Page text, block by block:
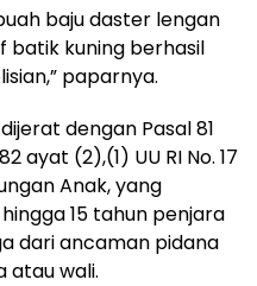
baju daster lengan
batik kuning berhasil
paparnya.
dengan Pasal 81
ayat (2),(1) UU RI No. 17
Anak, yang
15 tahun penjara
dari ancaman pidana
atau wali.